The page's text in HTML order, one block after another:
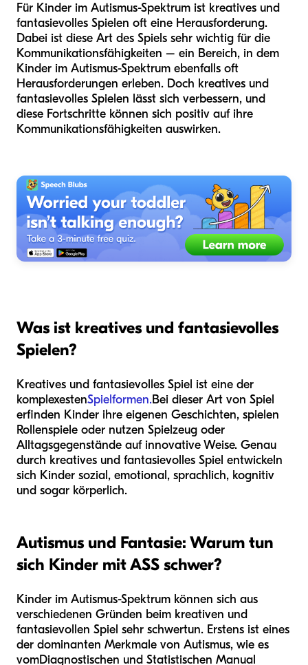
Für Kinder im Autismus-Spektrum ist kreatives und
fantasievolles Spielen oft eine Herausforderung.
Dabei ist diese Art des Spiels sehr wichtig für die
Kommunikationsfähigkeiten – ein Bereich, in dem
Kinder im Autismus-Spektrum ebenfalls oft
Herausforderungen erleben. Doch kreatives und
fantasievolles Spielen lässt sich verbessern, und
diese Fortschritte können sich positiv auf ihre
Kommunikationsfähigkeiten auswirken.
Was ist kreatives und fantasievolles
Spielen?
Kreatives und fantasievolles Spiel ist eine der
komplexestenSpielformen.Bei dieser Art von Spiel
erfinden Kinder ihre eigenen Geschichten, spielen
Rollenspiele oder nutzen Spielzeug oder
Alltagsgegenstände auf innovative Weise. Genau
durch kreatives und fantasievolles Spiel entwickeln
sich Kinder sozial, emotional, sprachlich, kognitiv
und sogar körperlich.
Autismus und Fantasie: Warum tun
sich Kinder mit ASS schwer?
Kinder im Autismus-Spektrum können sich aus
verschiedenen Gründen beim kreativen und
fantasievollen Spiel sehr schwertun. Erstens ist eines
der dominanten Merkmale von Autismus, wie es
vomDiagnostischen und Statistischen Manual